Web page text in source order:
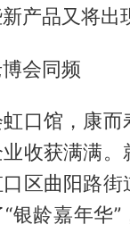
产品又将出
会同频
口馆，康而
收获满满。
区曲阳路街
银龄嘉年华”